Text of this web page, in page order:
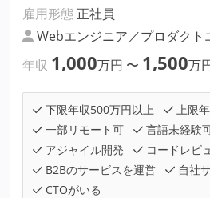
雇用形態 正社員
Webエンジニア／プロダクト
年収 1,000万円 〜 1,500万
下限年収500万円以上
上限
一部リモート可
言語未経験
アジャイル開発
コードレビ
B2Bのサービスを運営
自社
CTOがいる